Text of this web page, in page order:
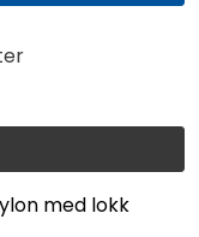
med lokk